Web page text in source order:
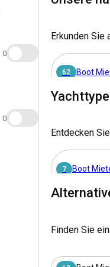
0
0
aquatischen
gemächlichem
Wie gelangt
Besucher
Was sind
Untergöhren
beliebtesten
Die beste Zeit,
Erkunden Sie
62 Boot
Entdecken
7 Boot
Finden Sie